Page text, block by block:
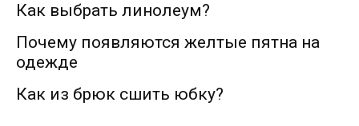
Как выбрать линолеум?
Почему появляются желтые пятна на
одежде
Как из брюк сшить юбку?